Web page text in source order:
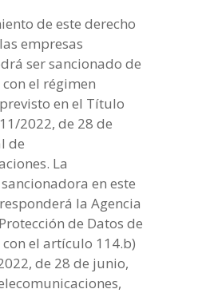
de este derecho
empresas
ser sancionado de
el régimen
en el Título
2022, de 28 de
de
La
en este
la Agencia
de Datos de
el artículo 114.b)
de 28 de junio,